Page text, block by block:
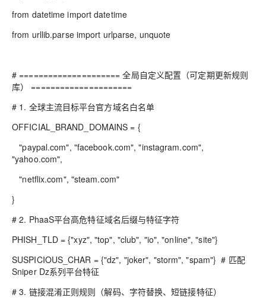
from datetime import datetime
from urllib.parse import urlparse, unquote
# ===================== 全局自定义配置（可定期更新规则
库） =====================
# 1. 全球主流目标平台官方域名白名单
OFFICIAL_BRAND_DOMAINS = {
"paypal.com", "facebook.com", "instagram.com",
"yahoo.com",
"netflix.com", "steam.com"
}
# 2. PhaaS平台高危特征域名后缀与特征字符
PHISH_TLD = {"xyz", "top", "club", "io", "online", "site"}
SUSPICIOUS_CHAR = {"dz", "joker", "storm", "spam"} # 匹配
Sniper Dz系列平台特征
# 3. 链接混淆正则规则（解码、字符替换、短链接特征）